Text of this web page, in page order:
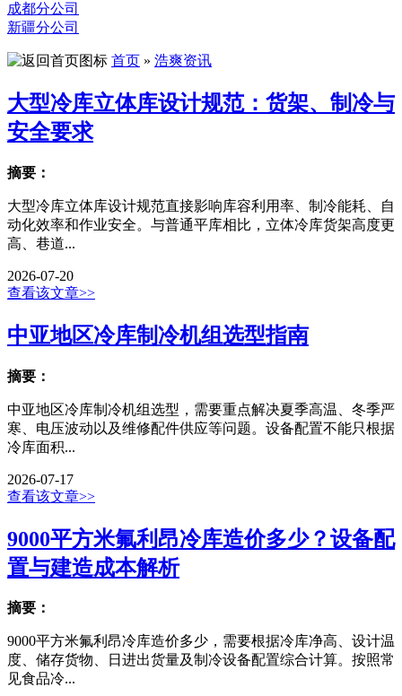
成都分公司
新疆分公司
首页 » 浩爽资讯
大型冷库立体库设计规范：货架、制冷与
安全要求
摘要：
大型冷库立体库设计规范直接影响库容利用率、制冷能耗、自
动化效率和作业安全。与普通平库相比，立体冷库货架高度更
高、巷道...
2026-07-20
查看该文章>>
中亚地区冷库制冷机组选型指南
摘要：
中亚地区冷库制冷机组选型，需要重点解决夏季高温、冬季严
寒、电压波动以及维修配件供应等问题。设备配置不能只根据
冷库面积...
2026-07-17
查看该文章>>
9000平方米氟利昂冷库造价多少？设备配
置与建造成本解析
摘要：
9000平方米氟利昂冷库造价多少，需要根据冷库净高、设计温
度、储存货物、日进出货量及制冷设备配置综合计算。按照常
见食品冷...